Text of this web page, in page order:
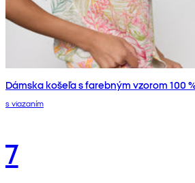
Dámska košeľa s farebným vzorom 100
s viazaním
7